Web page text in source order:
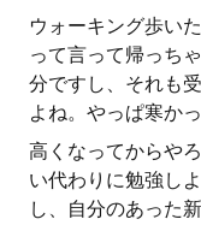
ウォーキング歩い
って言って帰っち
分ですし、それも
よね。やっぱ寒か
高くなってからや
い代わりに勉強し
し、自分のあった